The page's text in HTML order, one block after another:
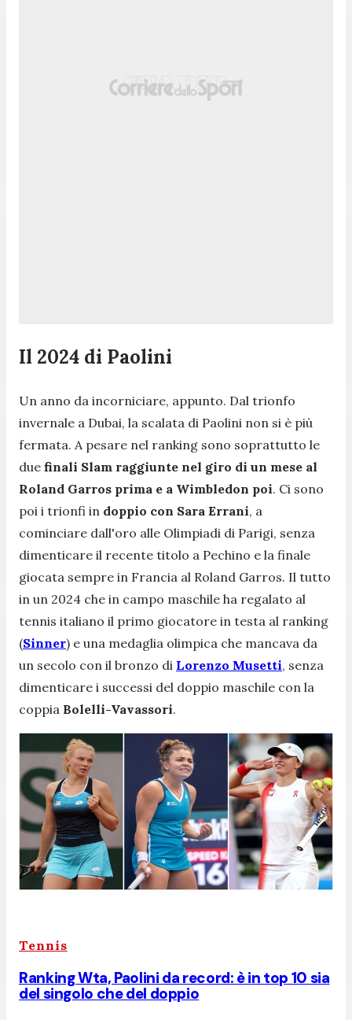
Il 2024 di Paolini
Un anno da incorniciare, appunto. Dal trionfo
invernale a Dubai, la scalata di Paolini non si è più
fermata. A pesare nel ranking sono soprattutto le
due finali Slam raggiunte nel giro di un mese al
Roland Garros prima e a Wimbledon poi. Ci sono
poi i trionfi in doppio con Sara Errani, a
cominciare dall'oro alle Olimpiadi di Parigi, senza
dimenticare il recente titolo a Pechino e la finale
giocata sempre in Francia al Roland Garros. Il tutto
in un 2024 che in campo maschile ha regalato al
tennis italiano il primo giocatore in testa al ranking
(Sinner) e una medaglia olimpica che mancava da
un secolo con il bronzo di Lorenzo Musetti, senza
dimenticare i successi del doppio maschile con la
coppia Bolelli-Vavassori.
Tennis
Ranking Wta, Paolini da record: è in top 10 sia
del singolo che del doppio